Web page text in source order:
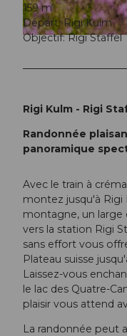
© Wanderblondies, Fabienne
159 m
Départ: Rigi Kulm
Objectif: Rigi Staffel
Rigi Kulm - Rigi
Randonnée
panoramique
Avec le train à
montez jusqu'à Rigi
montagne, un large
vers la station Rigi
sans effort vous
Plateau suisse
Laissez-vous
le lac des Quatre-
plaisir vous attend
La randonnée peut